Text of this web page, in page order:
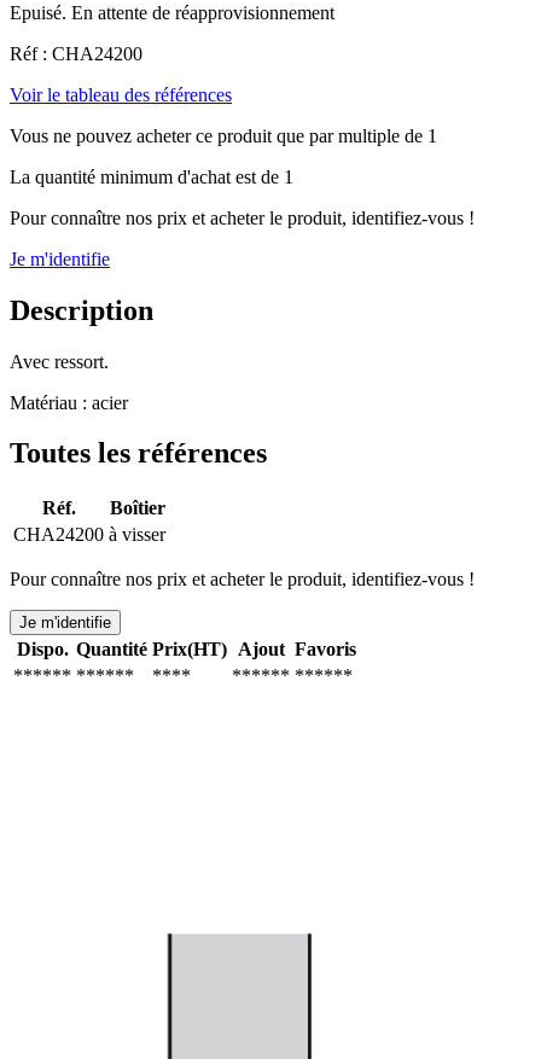
Epuisé. En attente de réapprovisionnement
Réf : CHA24200
Voir le tableau des références
Vous ne pouvez acheter ce produit que par multiple de 1
La quantité minimum d'achat est de 1
Pour connaître nos prix et acheter le produit, identifiez-vous !
Je m'identifie
Description
Avec ressort.
Matériau : acier
Toutes les références
Réf.
Boîtier
CHA24200 à visser
Pour connaître nos prix et acheter le produit, identifiez-vous !
Je m'identifie
Dispo. Quantité Prix(HT) Ajout Favoris
****** ****** **** ****** ******